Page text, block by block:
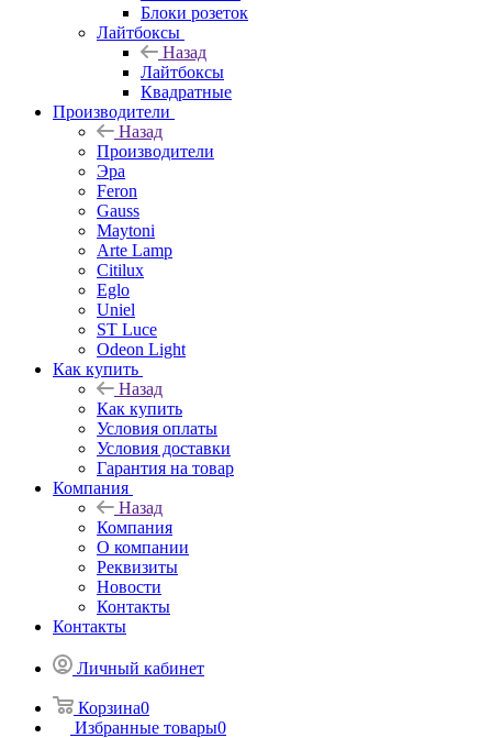
Блоки розеток
Лайтбоксы
Назад
Лайтбоксы
Квадратные
Производители
Назад
Производители
Эра
Feron
Gauss
Maytoni
Arte Lamp
Citilux
Eglo
Uniel
ST Luce
Odeon Light
Как купить
Назад
Как купить
Условия оплаты
Условия доставки
Гарантия на товар
Компания
Назад
Компания
О компании
Реквизиты
Новости
Контакты
Контакты
Личный кабинет
Корзина0
Избранные товары0